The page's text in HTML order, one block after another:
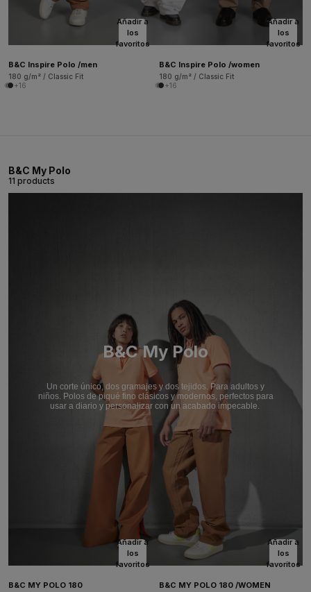
Añadir a
los
favoritos
B&C Inspire Polo /men
180 g/m² / Classic Fit
+16
Añadir a
los
favoritos
B&C Inspire Polo /women
180 g/m² / Classic Fit
+16
B&C My Polo
11 products
B&C My Polo
Un corte único, dos gramajes y dos tejidos. Para adultos y
niños. Polos de piqué fino clásicos y modernos, perfectos para
usar a diario y personalizar con un acabado impecable.
Añadir a
los
favoritos
B&C MY POLO 180
Añadir a
los
favoritos
B&C MY POLO 180 /WOMEN